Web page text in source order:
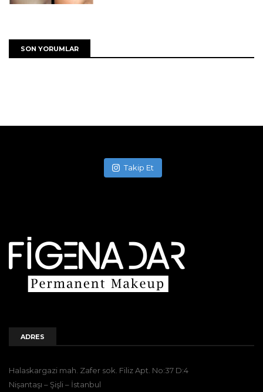
SON YORUMLAR
Takip Et
ADRES
Halaskargazi mah. Zafer sok. Filiz Apt. No:37 D:4
Nişantaşı – Şişli – İstanbul